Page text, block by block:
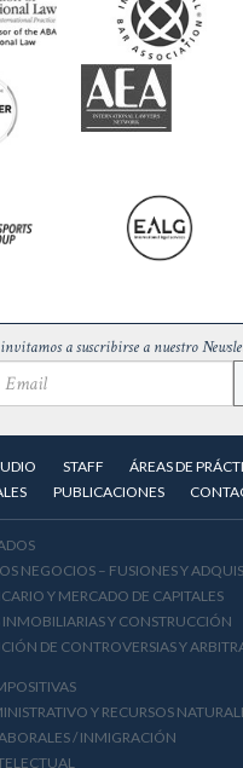
a suscribirse a nuestro
STAFF
ÁREAS DE
PUBLICACIONES
NEGOCIOS – FUSIONES Y
Y MERCADO DE CAPITALES
Y CONSTRUCCIÓN
DE CONTROVERSIAS Y
Y RECURSOS
/ INMIGRACIÓN